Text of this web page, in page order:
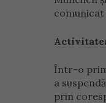
Într-o
a
prin